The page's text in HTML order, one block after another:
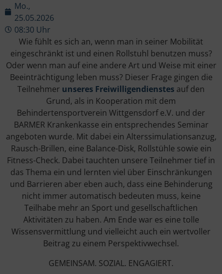
Mo.,
25.05.2026
08:30 Uhr
Wie fühlt es sich an, wenn man in seiner Mobilität
eingeschränkt ist und einen Rollstuhl benutzen muss?
Oder wenn man auf eine andere Art und Weise mit einer
Beeinträchtigung leben muss? Dieser Frage gingen die
Teilnehmer unseres Freiwilligendienstes auf den
Grund, als in Kooperation mit dem
Behindertensportverein Wittgensdorf e.V. und der
BARMER Krankenkasse ein entsprechendes Seminar
angeboten wurde. Mit dabei ein Alterssimulationsanzug,
Rausch-Brillen, eine Balance-Disk, Rollstühle sowie ein
Fitness-Check. Dabei tauchten unsere Teilnehmer tief in
das Thema ein und lernten viel über Einschränkungen
und Barrieren aber eben auch, dass eine Behinderung
nicht immer automatisch bedeuten muss, keine
Teilhabe mehr an Sport und gesellschaftlichen
Aktivitäten zu haben. Am Ende war es eine tolle
Wissensvermittlung und vielleicht auch ein wertvoller
Beitrag zu einem Perspektivwechsel.
GEMEINSAM. SOZIAL. ENGAGIERT.